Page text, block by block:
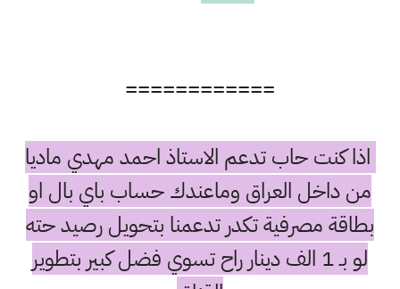
============
اذا كنت حاب تدعم الاستاذ احمد مهدي ماديا
من داخل العراق وماعندك حساب باي بال او
بطاقة مصرفية تكدر تدعمنا بتحويل رصيد حته
لو بـ 1 الف دينار راح تسوي فضل كبير بتطوير